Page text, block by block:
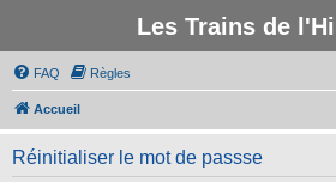
Les Trains de
FAQ Règles
Accueil
Réinitialiser le mot de passse